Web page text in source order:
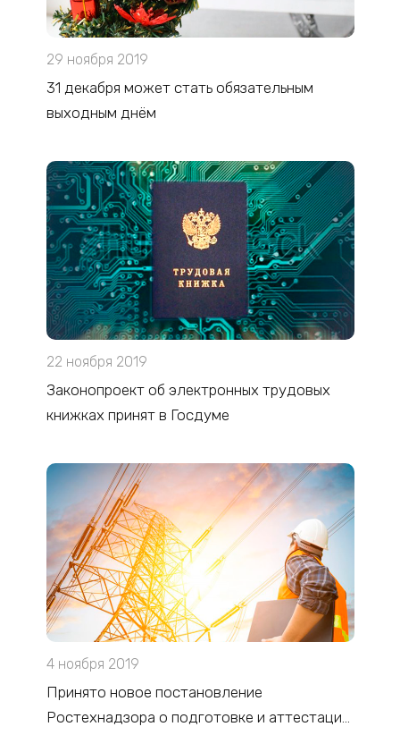
29 ноября 2019
31 декабря может стать обязательным
выходным днём
22 ноября 2019
Законопроект об электронных трудовых
книжках принят в Госдуме
4 ноября 2019
Принято новое постановление
Ростехнадзора о подготовке и аттестации